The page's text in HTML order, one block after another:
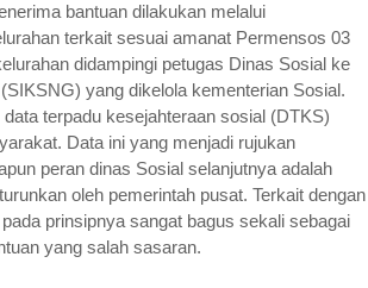
bantuan dilakukan melalui
terkait sesuai amanat Permensos 03
didampingi petugas Dinas Sosial ke
yang dikelola kementerian Sosial.
terpadu kesejahteraan sosial (DTKS)
Data ini yang menjadi rujukan
peran dinas Sosial selanjutnya adalah
oleh pemerintah pusat. Terkait dengan
prinsipnya sangat bagus sekali sebagai
yang salah sasaran.